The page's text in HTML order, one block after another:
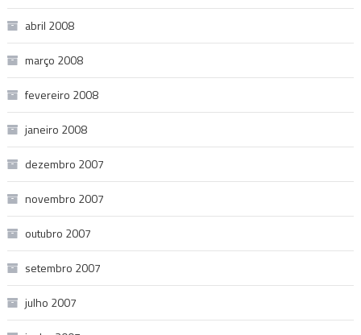
abril 2008
março 2008
fevereiro 2008
janeiro 2008
dezembro 2007
novembro 2007
outubro 2007
setembro 2007
julho 2007